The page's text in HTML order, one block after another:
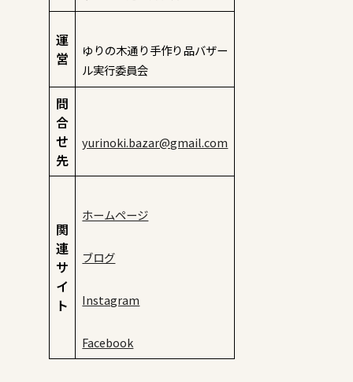
運
営
ゆりの木通り手作り品バザー
ル実行委員会
問
合
せ
先
yurinoki.bazar@gmail.com
関
連
サ
イ
ト
ホームページ
ブログ
Instagram
Facebook